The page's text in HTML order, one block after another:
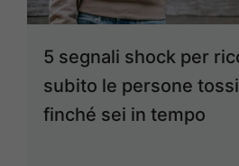
5 segnali shock per
subito le persone
finché sei in tempo